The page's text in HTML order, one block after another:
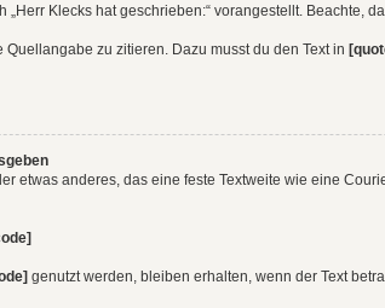
„Herr Klecks hat geschrieben:“ vorangestellt. Beachte,
zu zitieren. Dazu musst du den Text in
etwas anderes, das eine feste Textweite wie eine
genutzt werden, bleiben erhalten, wenn der Text